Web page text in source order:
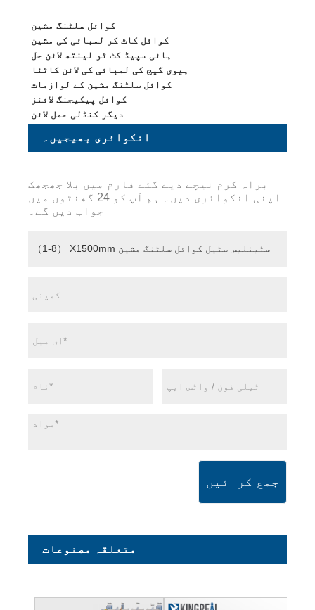
کوائل سلٹنگ مشین
کوائل کاٹ کر لمبائی کی مشین
ہائی سپیڈ کٹ ٹو لینتھ لائن حل
ہیوی گیج کی لمبائی کی لائن کاٹنا
کوائل سلٹنگ مشین کے لوازمات
کوائل پیکیجنگ لائنز
دیگر کنڈلی عمل لائن
انکوائری بھیجیں۔
براہ کرم نیچے دیے گئے فارم میں بلا جھجھک
اپنی انکوائری دیں۔ ہم آپ کو 24 گھنٹوں میں
جواب دیں گے۔
جمع کرائیں
متعلقہ مصنوعات